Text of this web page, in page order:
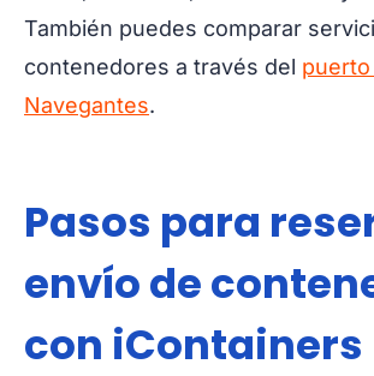
También puedes comparar
contenedores a través del puerto
Navegantes.
Pasos para
envío de
con iContainers